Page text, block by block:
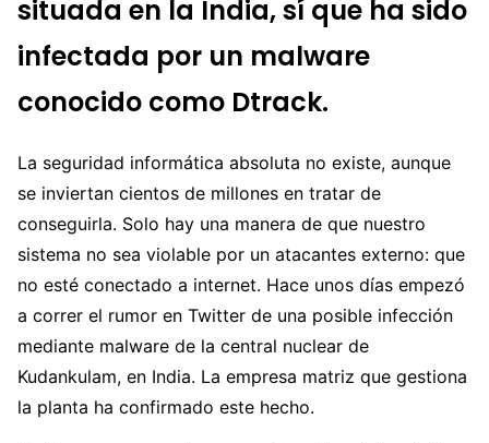
situada en la India, sí que ha sido
infectada por un malware
conocido como Dtrack.
La seguridad informática absoluta no existe, aunque
se inviertan cientos de millones en tratar de
conseguirla. Solo hay una manera de que nuestro
sistema no sea violable por un atacantes externo: que
no esté conectado a internet. Hace unos días empezó
a correr el rumor en Twitter de una posible infección
mediante malware de la central nuclear de
Kudankulam, en India. La empresa matriz que gestiona
la planta ha confirmado este hecho.